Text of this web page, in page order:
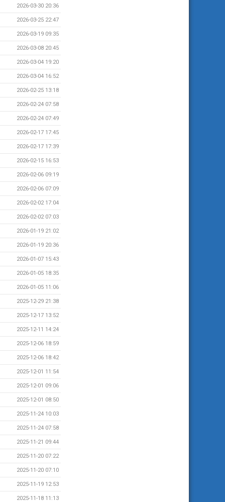
2026-03-30 20:36
2026-03-25 22:47
2026-03-19 09:35
2026-03-08 20:45
2026-03-04 19:20
2026-03-04 16:52
2026-02-25 13:18
2026-02-24 07:58
2026-02-24 07:49
2026-02-17 17:45
2026-02-17 17:39
2026-02-15 16:53
2026-02-06 09:19
2026-02-06 07:09
2026-02-02 17:04
2026-02-02 07:03
2026-01-19 21:02
2026-01-19 20:36
2026-01-07 15:43
2026-01-05 18:35
2026-01-05 11:06
2025-12-29 21:38
2025-12-17 13:52
2025-12-11 14:24
2025-12-06 18:59
2025-12-06 18:42
2025-12-01 11:54
2025-12-01 09:06
2025-12-01 08:50
2025-11-24 10:03
2025-11-24 07:58
2025-11-21 09:44
2025-11-20 07:22
2025-11-20 07:10
2025-11-19 12:53
2025-11-18 11:13